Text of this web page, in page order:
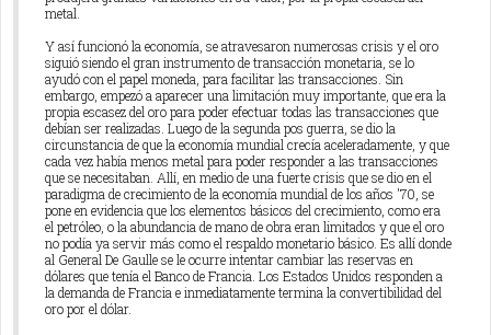
metal.
Y así funcionó la economía, se atravesaron numerosas crisis y el oro
siguió siendo el gran instrumento de transacción monetaria, se lo
ayudó con el papel moneda, para facilitar las transacciones. Sin
embargo, empezó a aparecer una limitación muy importante, que era la
propia escasez del oro para poder efectuar todas las transacciones que
debían ser realizadas. Luego de la segunda pos guerra, se dio la
circunstancia de que la economía mundial crecía aceleradamente, y que
cada vez había menos metal para poder responder a las transacciones
que se necesitaban. Allí, en medio de una fuerte crisis que se dio en el
paradigma de crecimiento de la economía mundial de los años '70, se
pone en evidencia que los elementos básicos del crecimiento, como era
el petróleo, o la abundancia de mano de obra eran limitados y que el oro
no podía ya servir más como el respaldo monetario básico. Es allí donde
al General De Gaulle se le ocurre intentar cambiar las reservas en
dólares que tenía el Banco de Francia. Los Estados Unidos responden a
la demanda de Francia e inmediatamente termina la convertibilidad del
oro por el dólar.